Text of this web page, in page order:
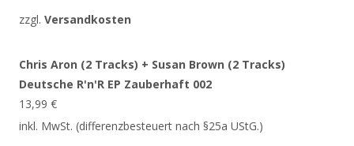
zzgl. Versandkosten
Chris Aron (2 Tracks) + Susan Brown (2 Tracks)
Deutsche R'n'R EP Zauberhaft 002
13,99 €
inkl. MwSt. (differenzbesteuert nach §25a UStG.)